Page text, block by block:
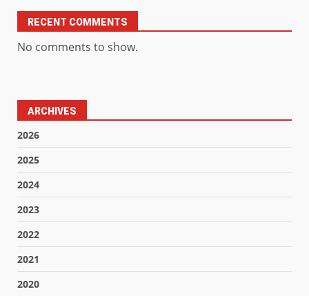
RECENT COMMENTS
No comments to show.
ARCHIVES
2026
2025
2024
2023
2022
2021
2020